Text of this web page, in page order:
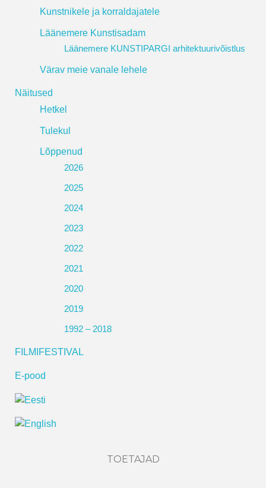
Kunstnikele ja korraldajatele
Läänemere Kunstisadam
Läänemere KUNSTIPARGI arhitektuurivõistlus
Värav meie vanale lehele
Näitused
Hetkel
Tulekul
Lõppenud
2026
2025
2024
2023
2022
2021
2020
2019
1992 – 2018
FILMIFESTIVAL
E-pood
TOETAJAD